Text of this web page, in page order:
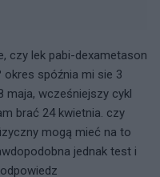
czy lek pabi-dexametason
okres spóźnia mi sie 3
maja, wcześniejszy cykl
brać 24 kwietnia. czy
mogą mieć na to
jednak test i